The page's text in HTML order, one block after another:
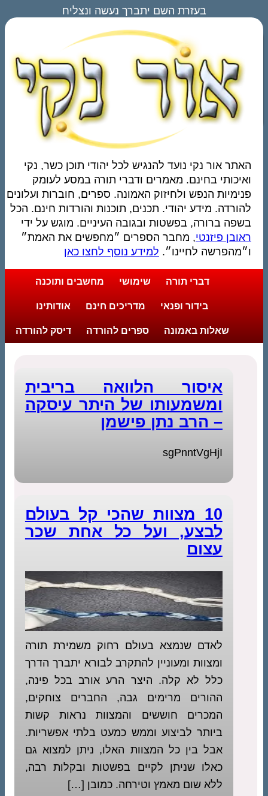
בעזרת השם יתברך נעשה ונצליח
האתר אור נקי נועד להנגיש לכל יהודי תוכן כשר, נקי
ואיכותי בחינם. מאמרים ודברי תורה במסע לעומק
פנימיות הנפש ולחיזוק האמונה. ספרים, חוברות ועלונים
להורדה. מידע יהודי. תכנים, תוכנות והורדות חינם. הכל
בשפה ברורה, בפשטות ובגובה העיניים. מוגש על ידי
ראובן פיזנטי, מחבר הספרים ״מחפשים את האמת״
ו״מהפרשה לחיינו״. למידע נוסף לחצו כאן
דברי תורה שימושי מחשבים ותוכנה
בידור ופנאי מדריכים חינם אודותינו
שאלות באמונה ספרים להורדה דיסק להורדה
איסור הלוואה בריבית
ומשמעותו של היתר עיסקה
– הרב נתן פישמן
sgPnntVgHjI
10 מצוות שהכי קל בעולם
לבצע, ועל כל אחת שכר
עצום
לאדם שנמצא בעולם רחוק משמירת תורה
ומצוות ומעוניין להתקרב לבורא יתברך הדרך
כלל לא קלה. היצר הרע אורב בכל פינה,
ההורים מרימים גבה, החברים צוחקים,
המכרים חוששים והמצוות נראות קשות
ביותר לביצוע וממש כמעט בלתי אפשריות.
אבל בין כל המצוות האלו, ניתן למצוא גם
כאלו שניתן לקיים בפשטות ובקלות רבה,
ללא שום מאמץ וטירחה. כמובן […]